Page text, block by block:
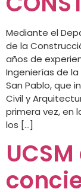
Mediante el
de la
años de
Ingenierías de
San Pablo, que
Civil y
primera vez, en
los […]